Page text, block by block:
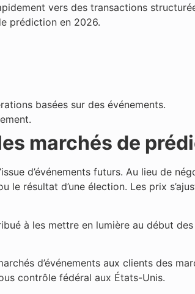
vers des transactions
prédiction en 2026.
basées sur des événements.
marchés de
d’événements futurs. Au lieu de
résultat d’une élection. Les prix
à les mettre en lumière au début
d’événements aux clients des
contrôle fédéral aux États-Unis.